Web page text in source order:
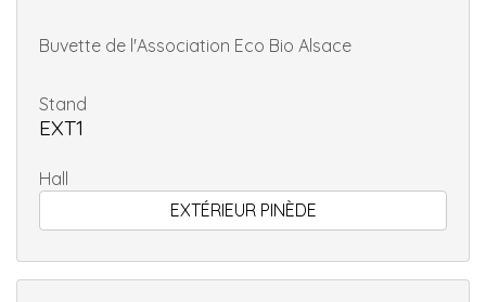
Buvette de l'Association Eco Bio Alsace
Stand
EXT1
Hall
EXTÉRIEUR PINÈDE